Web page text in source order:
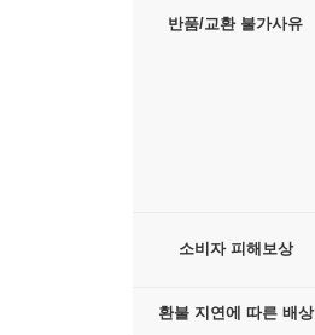
반품/교환 불가사유
소비자 피해보상
환불 지연에 따른 배상